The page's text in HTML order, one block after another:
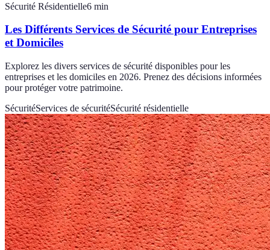
Sécurité Résidentielle6 min
Les Différents Services de Sécurité pour Entreprises
et Domiciles
Explorez les divers services de sécurité disponibles pour les
entreprises et les domiciles en 2026. Prenez des décisions informées
pour protéger votre patrimoine.
SécuritéServices de sécuritéSécurité résidentielle